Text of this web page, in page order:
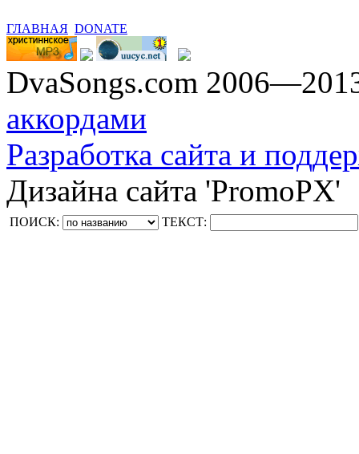
ГЛАВНАЯ DONATE
DvaSongs.com
аккордами
Разработка сайта и
Дизайна сайта 'PromoPX'
ПОИСК: ТЕКСТ: